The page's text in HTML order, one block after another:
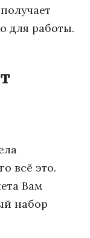
для работы.
всё это.
Вам
набор